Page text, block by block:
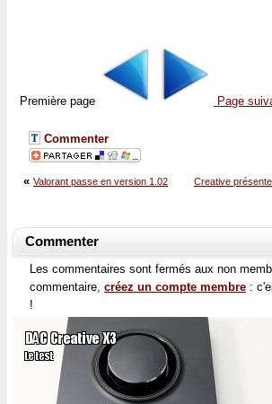
Première page Page
Commenter
Creative
« Valorant passe en version 1.02
Commenter
Les commentaires sont fermés aux non
commentaire, créez un compte membre :
!